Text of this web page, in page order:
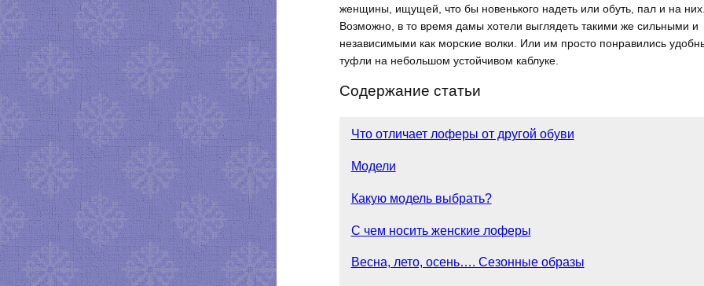
женщины, ищущей, что бы новенького надеть или обуть, пал и на
Возможно, в то время дамы хотели выглядеть такими же сильными и
независимыми как морские волки. Или им просто понравились
туфли на небольшом устойчивом каблуке.
Содержание статьи
Что отличает лоферы от другой обуви
Модели
Какую модель выбрать?
С чем носить женские лоферы
Весна, лето, осень…. Сезонные образы